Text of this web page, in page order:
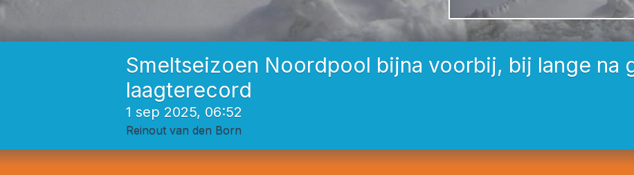
Smeltseizoen Noordpool bijna voorbij, bij lange na
laagterecord
1 sep 2025, 06:52
Reinout van den Born